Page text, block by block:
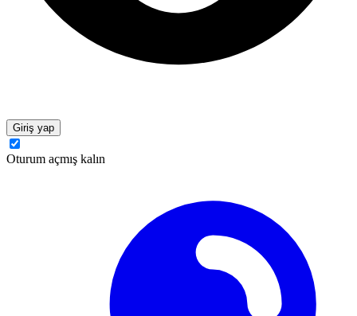
Giriş yap
Oturum açmış kalın